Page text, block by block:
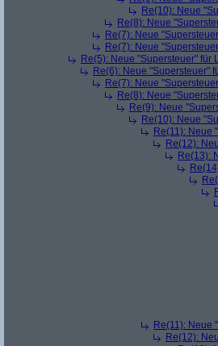
Re(10): Neue
Re(8): Neue
Re(7): Neue
Re(7): Neue
Re(5): Neue "Supersteuer" für
Re(6): Neue "Supersteuer"
Re(7): Neue
Re(8): Neue
Re(9): Neue
Re(10): Neue
Re(11): Neue
Re(12):
Re(13):
Re(11): Neue
Re(12):